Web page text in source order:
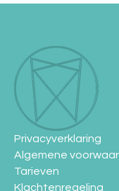
Privacyverklaring
Algemene
Tarieven
Klachtenregeling